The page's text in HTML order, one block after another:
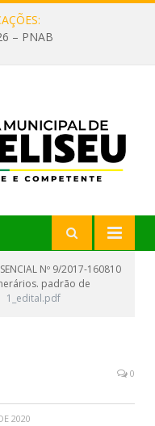
– PNAB
Nº 9/2017-160810
padrão de
1_edital.pdf
0
2020